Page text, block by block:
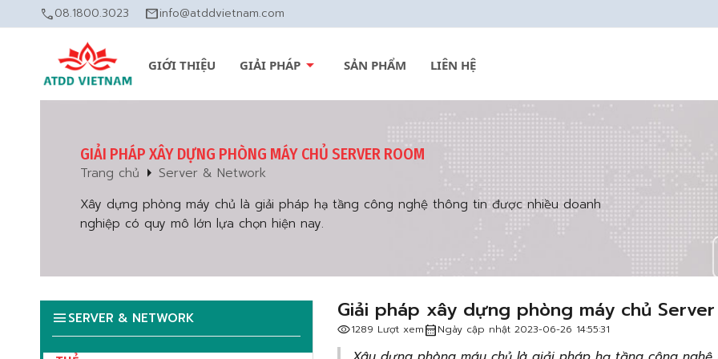
call08.1800.3023 mailinfo@atddvietnam.com
GIỚI THIỆU GIẢI PHÁP arrow_drop_down SẢN PHẨM LIÊN HỆ
GIẢI PHÁP XÂY DỰNG PHÒNG MÁY CHỦ SERVER ROOM
Trang chủ arrow_right Server & Network
Xây dựng phòng máy chủ là giải pháp hạ tầng công nghệ thông tin được nhiều doanh
nghiệp có quy mô lớn lựa chọn hiện nay.
menuSERVER & NETWORK Giải pháp xây dựng phòng máy chủ Server
visibility1289 Lượt xemcalendar_monthNgày cập nhật 2023-06-26 14:55:31